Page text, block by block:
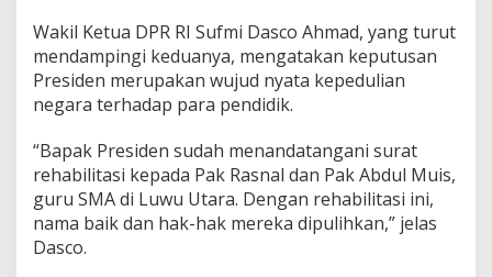
i
l
a
n
b
g
i
e
n
Wakil Ketua DPR RI Sufmi Dasco Ahmad, yang turut
mendampingi keduanya, mengatakan keputusan
Presiden merupakan wujud nyata kepedulian
negara terhadap para pendidik.
“Bapak Presiden sudah menandatangani surat
rehabilitasi kepada Pak Rasnal dan Pak Abdul Muis,
guru SMA di Luwu Utara. Dengan rehabilitasi ini,
nama baik dan hak-hak mereka dipulihkan,” jelas
Dasco.